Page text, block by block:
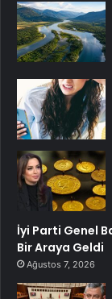
İyi Parti Genel
Bir Araya Geldi
Ağustos 7, 2026